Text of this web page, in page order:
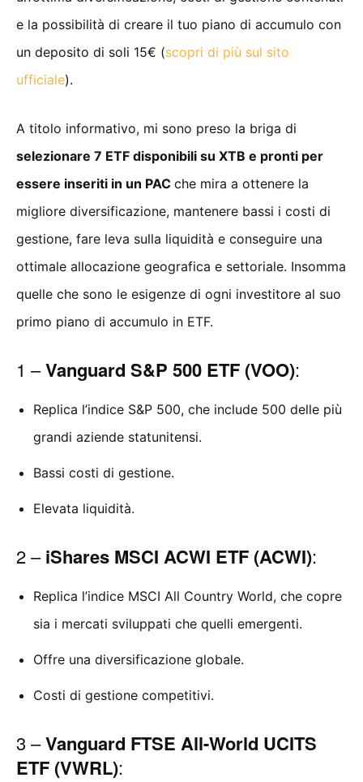
e la possibilità di creare il tuo piano di accumulo con
un deposito di soli 15€ (scopri di più sul sito
ufficiale).
A titolo informativo, mi sono preso la briga di
selezionare 7 ETF disponibili su XTB e pronti per
essere inseriti in un PAC che mira a ottenere la
migliore diversificazione, mantenere bassi i costi di
gestione, fare leva sulla liquidità e conseguire una
ottimale allocazione geografica e settoriale. Insomma
quelle che sono le esigenze di ogni investitore al suo
primo piano di accumulo in ETF.
1 –Vanguard S&P 500 ETF (VOO):
Replica l’indice S&P 500, che include 500 delle più
grandi aziende statunitensi.
Bassi costi di gestione.
Elevata liquidità.
2 –iShares MSCI ACWI ETF (ACWI):
Replica l’indice MSCI All Country World, che copre
sia i mercati sviluppati che quelli emergenti.
Offre una diversificazione globale.
Costi di gestione competitivi.
3 –Vanguard FTSE All-World UCITS
ETF (VWRL):